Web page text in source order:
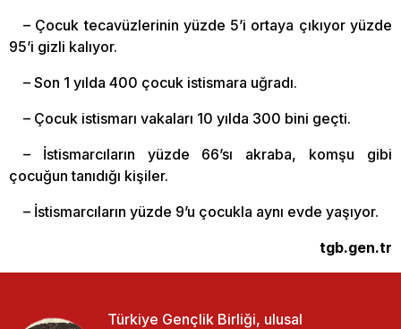
– Çocuk tecavüzlerinin yüzde 5’i ortaya çıkıyor yüzde
95’i gizli kalıyor.
– Son 1 yılda 400 çocuk istismara uğradı.
– Çocuk istismarı vakaları 10 yılda 300 bini geçti.
– İstismarcıların yüzde 66’sı akraba, komşu gibi
çocuğun tanıdığı kişiler.
– İstismarcıların yüzde 9’u çocukla aynı evde yaşıyor.
tgb.gen.tr
Türkiye Gençlik Birliği, ulusal